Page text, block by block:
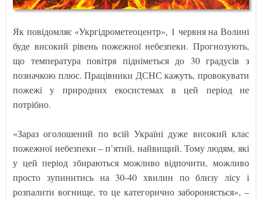
Як повідомляє «Укргідрометеоцентр», 1 червня на Волині
буде високий рівень пожежної небезпеки. Прогнозують,
що температура повітря підніметься до 30 градусів з
позначкою плюс. Працівники ДСНС кажуть, провокувати
пожежі у природних екосистемах в цей період не
потрібно.
«Зараз оголошений по всій Україні дуже високий клас
пожежної небезпеки – п’ятий, найвищий. Тому людям, які
у цей період збираються можливо відпочити, можливо
просто зупинитись на 30-40 хвилин по близу лісу і
розпалити вогнище, то це категорично забороняється», –